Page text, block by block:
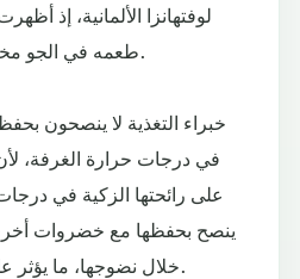
طعمه في الجو مختلف جدا عنه على الأرض.
خبراء التغذية لا ينصحون
في درجات حرارة الغرفة،
على رائحتها الزكية في
ينصح بحفظها مع خضروات أخرى،
خلال نضوجها، ما يؤثر على نوعية هذه الخضروات.